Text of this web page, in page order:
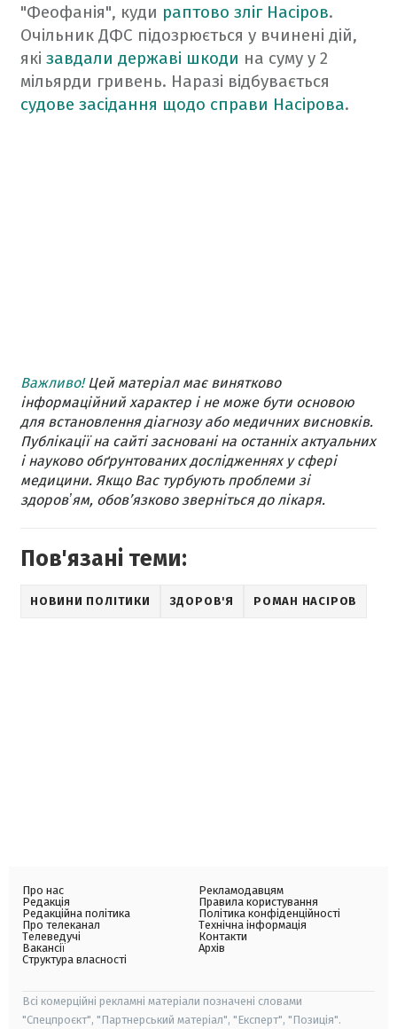
"Феофанія", куди раптово зліг Насіров.
Очільник ДФС підозрюється у вчинені дій,
які завдали державі шкоди на суму у 2
мільярди гривень. Наразі відбувається
судове засідання щодо справи Насірова.
Важливо!Цей матеріал має винятково
інформаційний характер і не може бути основою
для встановлення діагнозу або медичних висновків.
Публікації на сайті засновані на останніх актуальних
і науково обґрунтованих дослідженнях у сфері
медицини. Якщо Вас турбують проблеми зі
здоровʼям, обов’язково зверніться до лікаря.
Пов'язані теми:
НОВИНИ ПОЛІТИКИ ЗДОРОВ'Я РОМАН НАСІРОВ
Про нас
Редакція
Редакційна політика
Про телеканал
Телеведучі
Вакансії
Структура власності
Рекламодавцям
Правила користування
Політика конфіденційності
Технічна інформація
Контакти
Архів
Всі комерційні рекламні матеріали позначені словами
"Спецпроєкт", "Партнерський матеріал", "Експерт", "Позиція".